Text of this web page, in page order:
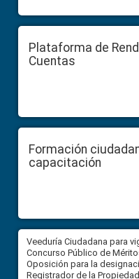
Plataforma de
Cuentas
Formación
capacitación
Veeduría Ciudadana para
Concurso Público de
Oposición para la
Registrador de la